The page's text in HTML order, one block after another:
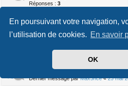
En poursuivant votre navigation,
l’utilisation de cookies. En savoir
OK
Réponses : 3
présentation kelly0602
Dernier message par fab01 «10 juin
Réponses : 1
Présentation
Dernier message parMax3nce«23 mai